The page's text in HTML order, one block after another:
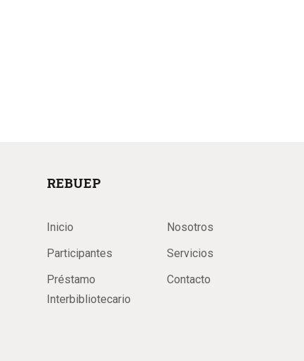
REBUEP
Inicio
Nosotros
Participantes
Servicios
Préstamo
Interbibliotecario
Contacto